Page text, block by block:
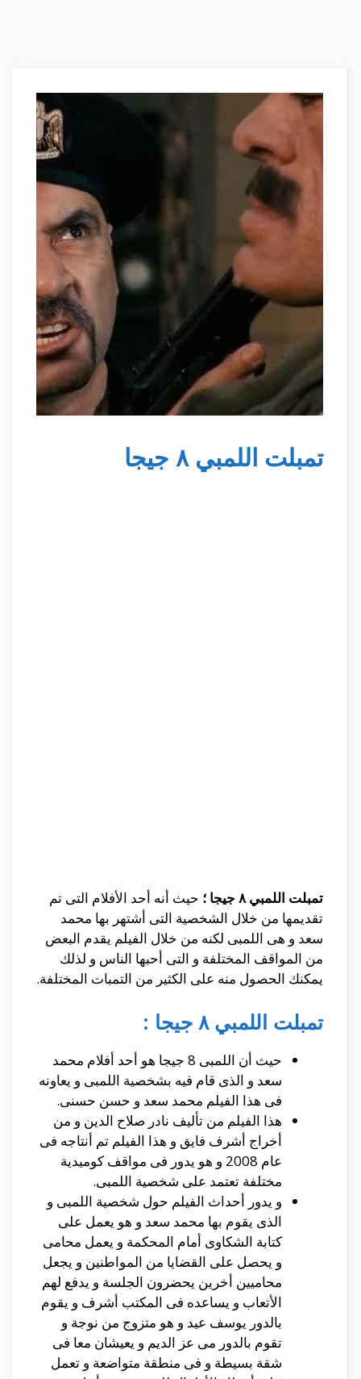
تمبلت اللمبي ٨ جيجا
تمبلت اللمبي ٨ جيجا ؛
حيث أنه أحد الأفلام التى تم
تقديمها من خلال الشخصية التى أشتهر بها محمد
سعد و هى اللمبى لكنه من خلال الفيلم يقدم البعض
من المواقف المختلفة و التى أحبها الناس و لذلك
يمكنك الحصول منه على الكثير من التمبات المختلفة.
تمبلت اللمبي ٨ جيجا :
حيث أن اللمبى 8 جيجا هو أحد أفلام محمد
سعد و الذى قام فيه بشخصية اللمبى و يعاونه
فى هذا الفيلم محمد سعد و حسن حسنى.
هذا الفيلم من تأليف نادر صلاح الدين و من
أخراج أشرف فايق و هذا الفيلم تم أنتاجه فى
عام 2008 و هو يدور فى مواقف كوميدية
مختلفة تعتمد على شخصية اللمبى.
و يدور أحداث الفيلم حول شخصية اللمبى و
الذى يقوم بها محمد سعد و هو يعمل على
كتابة الشكاوى أمام المحكمة و يعمل محامى
و يحصل على القضايا من المواطنين و يجعل
محاميين أخرين يحضرون الجلسة و يدفع لهم
الأتعاب و يساعده فى المكتب أشرف و يقوم
بالدور يوسف عيد و هو متزوج من نوجة و
تقوم بالدور مى عز الديم و يعيشان معا فى
شقة بسيطة و فى منطقة متواضعة و تعمل